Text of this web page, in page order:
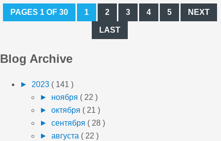
PAGES 1 OF 30 1 2 3 4 5 NEXT
LAST
Blog Archive
► 2023 ( 141 )
► ноября ( 22 )
► октября ( 21 )
► сентября ( 28 )
► августа ( 22 )